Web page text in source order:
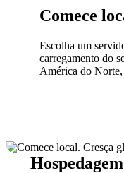
Comece
Escolha um
carregamento do
América do